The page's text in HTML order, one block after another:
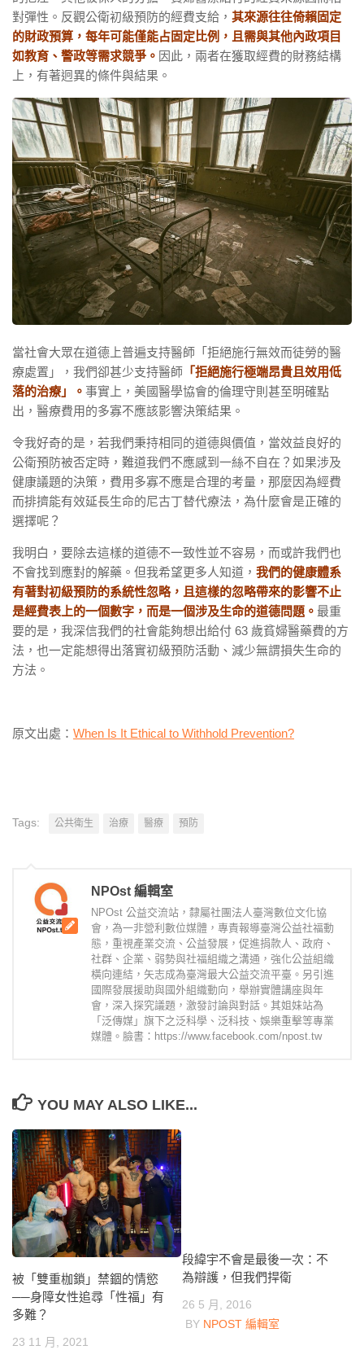
對彈性。反觀公衛初級預防的經費支給， 其來源往往倚賴固定
的財政預算，每年可能僅能占固定比例，且需與其他內政項目
如教育、警政等需求競爭。 因此，兩者在獲取經費的財務結構
上，有著迥異的條件與結果。
當社會大眾在道德上普遍支持醫師「拒絕施行無效而徒勞的醫
療處置」，我們卻甚少支持醫師 「拒絕施行極端昂貴且效用低
落的治療」。 事實上，美國醫學協會的倫理守則甚至明確點
出，醫療費用的多寡不應該影響決策結果。
令我好奇的是，若我們秉持相同的道德與價值，當效益良好的
公衛預防被否定時，難道我們不應感到一絲不自在？如果涉及
健康議題的決策，費用多寡不應是合理的考量，那麼因為經費
而排擠能有效延長生命的尼古丁替代療法，為什麼會是正確的
選擇呢？
我明白，要除去這樣的道德不一致性並不容易，而或許我們也
不會找到應對的解藥。但我希望更多人知道， 我們的健康體系
有著對初級預防的系統性忽略，且這樣的忽略帶來的影響不止
是經費表上的一個數字，而是一個涉及生命的道德問題。 最重
要的是，我深信我們的社會能夠想出給付 63 歲貧婦醫藥費的方
法，也一定能想得出落實初級預防活動、減少無謂損失生命的
方法。
原文出處： When Is It Ethical to Withhold Prevention?
Tags: 公共衛生 治療 醫療 預防
NPOst 編輯室
NPOst 公益交流站，隸屬社團法人臺灣數位文化協
會，為一非營利數位媒體，專責報導臺灣公益社福動
態，重視產業交流、公益發展，促進捐款人、政府、
社群、企業、弱勢與社福組織之溝通，強化公益組織
橫向連結，矢志成為臺灣最大公益交流平臺。另引進
國際發展援助與國外組織動向，舉辦實體講座與年
會，深入探究議題，激發討論與對話。其姐妹站為
「泛傳媒」旗下之泛科學、泛科技、娛樂重擊等專業
媒體。臉書：https://www.facebook.com/npost.tw
YOU MAY ALSO LIKE...
被「雙重枷鎖」禁錮的情慾
──身障女性追尋「性福」有
多難？
23 11 月, 2021
段緯宇不會是最後一次：不
為辯護，但我們捍衛
26 5 月, 2016
BY NPOST 編輯室